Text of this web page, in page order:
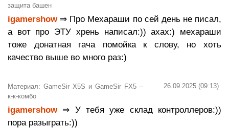
защита башен
igamershow⇒ Про Мехараши по сей день не писал,
а вот про ЭТУ хрень написал:)) ахах:) мехараши
тоже донатная гача помойка к слову, но хоть
качество выше во много раз:)
26.09.2025 (09:13)
Материал: GameSir X5S и GameSir FX5 –
к-к-комбо
igamershow⇒ У тебя уже склад контроллеров:))
пора разыграть:))